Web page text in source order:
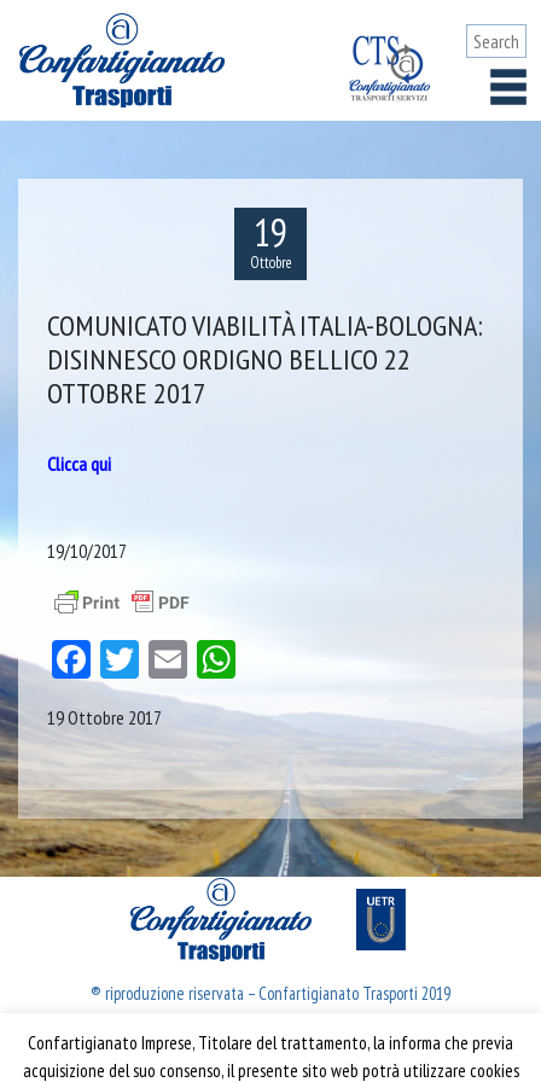
19
Ottobre
COMUNICATO VIABILITÀ ITALIA-BOLOGNA:
DISINNESCO ORDIGNO BELLICO 22
OTTOBRE 2017
Clicca qui
19/10/2017
Facebook
Twitter
Email
19 Ottobre 2017
® riproduzione riservata – Confartigianato Trasporti 2019
Confartigianato Trasporti
Confartigianato Imprese, Titolare del trattamento, la informa che previa
acquisizione del suo consenso, il presente sito web potrà utilizzare cookies